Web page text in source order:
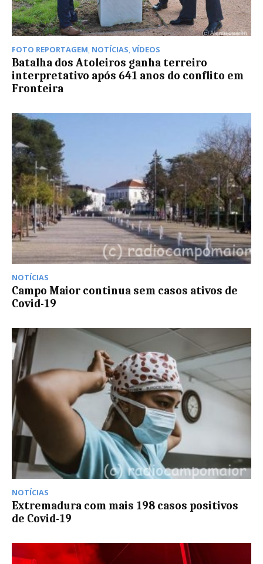
FOTO REPORTAGEM, NOTÍCIAS,VÍDEOS
Batalha dos Atoleiros ganha terreiro
interpretativo após 641 anos do conflito em
Fronteira
NOTÍCIAS
Campo Maior continua sem casos ativos de
Covid-19
NOTÍCIAS
Extremadura com mais 198 casos positivos
de Covid-19